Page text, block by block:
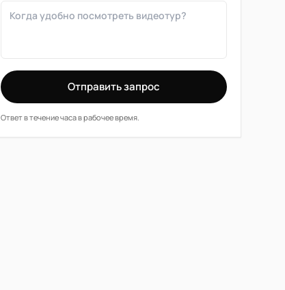
Отправить запрос
Ответ в течение часа в рабочее время.